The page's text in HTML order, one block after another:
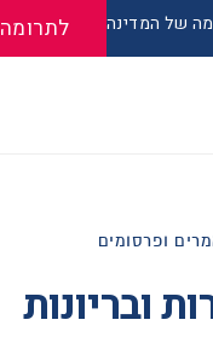
של המדינה לתרומה
ופרסומים
ובריונות